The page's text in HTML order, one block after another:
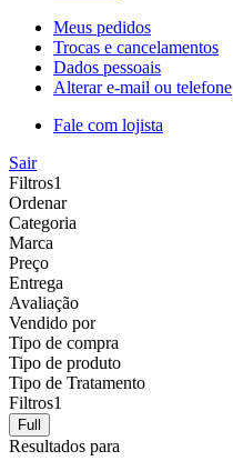
Meus pedidos
Trocas e cancelamentos
Dados pessoais
Alterar e-mail ou telefone
Fale com lojista
Sair
Filtros1
Ordenar
Categoria
Marca
Preço
Entrega
Avaliação
Vendido por
Tipo de compra
Tipo de produto
Tipo de Tratamento
Filtros1
Full
Resultados para